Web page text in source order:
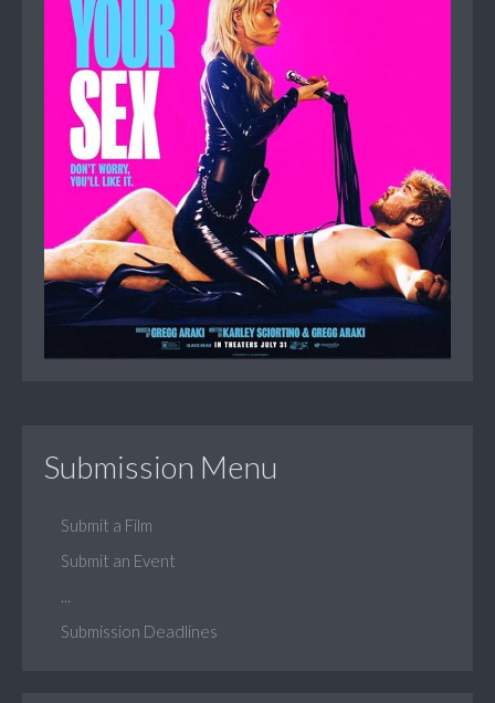
Submission Menu
Submit a Film
Submit an Event
Submission Deadlines